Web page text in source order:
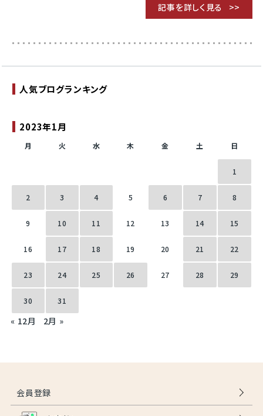
記事を詳しく見る
2023年1月
月 火 水 木 金 土 日
1
2 3 4 5 6 7 8
9 10 11 12 13 14 15
16 17 18 19 20 21 22
23 24 25 26 27 28 29
30 31
« 12月 2月 »
人気ブログランキング
会員登録